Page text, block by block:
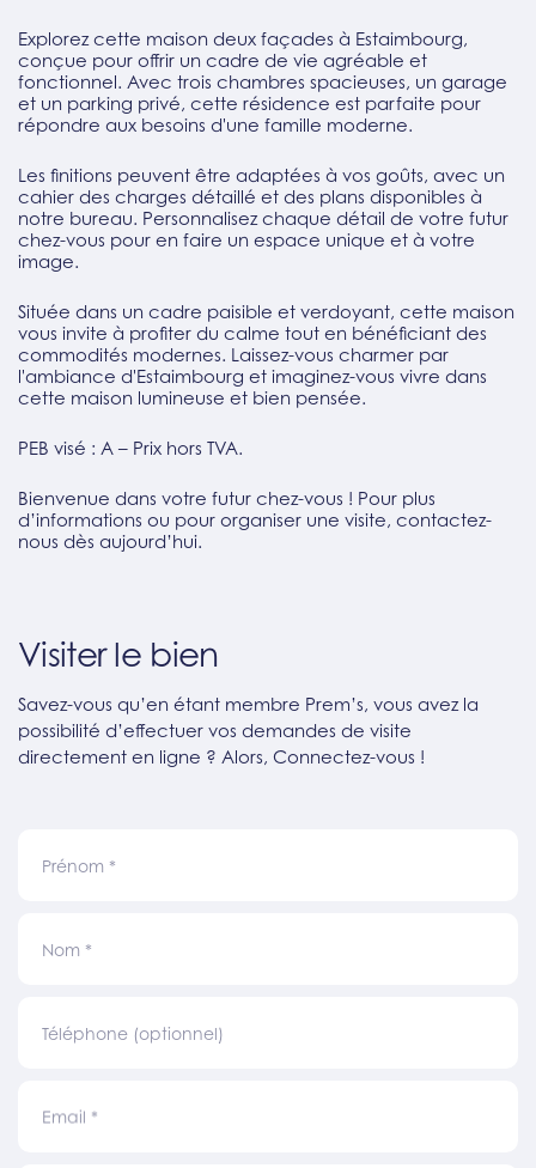
Explorez cette maison deux façades à Estaimbourg,
conçue pour offrir un cadre de vie agréable et
fonctionnel. Avec trois chambres spacieuses, un garage
et un parking privé, cette résidence est parfaite pour
répondre aux besoins d'une famille moderne.
Les finitions peuvent être adaptées à vos goûts, avec un
cahier des charges détaillé et des plans disponibles à
notre bureau. Personnalisez chaque détail de votre futur
chez-vous pour en faire un espace unique et à votre
image.
Située dans un cadre paisible et verdoyant, cette maison
vous invite à profiter du calme tout en bénéficiant des
commodités modernes. Laissez-vous charmer par
l'ambiance d'Estaimbourg et imaginez-vous vivre dans
cette maison lumineuse et bien pensée.
PEB visé : A – Prix hors TVA.
Bienvenue dans votre futur chez-vous ! Pour plus
d’informations ou pour organiser une visite, contactez-
nous dès aujourd’hui.
Visiter le bien
Savez-vous qu’en étant membre Prem’s, vous avez la
possibilité d’effectuer vos demandes de visite
directement en ligne ? Alors, Connectez-vous !
Prénom *
Nom *
Téléphone (optionnel)
Email *